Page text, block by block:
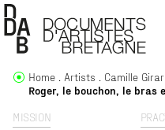
MISSION
Home Artists Camille
Roger, le bouchon, le bras